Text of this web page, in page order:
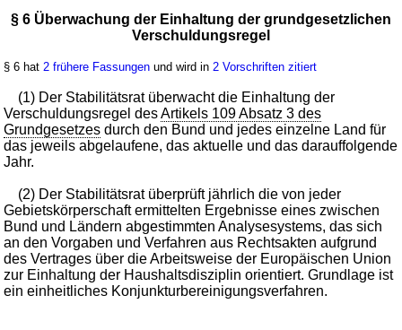
§ 6 Überwachung der Einhaltung der grundgesetzlichen
Verschuldungsregel
§ 6 hat 2 frühere Fassungen und wird in 2 Vorschriften zitiert
(1) Der Stabilitätsrat überwacht die Einhaltung der
Verschuldungsregel desArtikels 109 Absatz 3 des
Grundgesetzes durch den Bund und jedes einzelne Land für
das jeweils abgelaufene, das aktuelle und das darauffolgende
Jahr.
(2) Der Stabilitätsrat überprüft jährlich die von jeder
Gebietskörperschaft ermittelten Ergebnisse eines zwischen
Bund und Ländern abgestimmten Analysesystems, das sich
an den Vorgaben und Verfahren aus Rechtsakten aufgrund
des Vertrages über die Arbeitsweise der Europäischen Union
zur Einhaltung der Haushaltsdisziplin orientiert. Grundlage ist
ein einheitliches Konjunkturbereinigungsverfahren.